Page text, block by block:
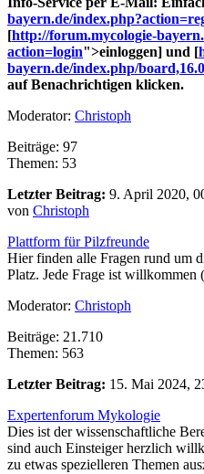
bayern.de/
[http://forum.mycologie-
action=login">einloggen] und [
bayern.de/index.php/
auf Benachrichtigen klicken.
Moderator: Christoph
Beiträge: 97
Themen: 53
Letzter Beitrag: 9. April 2020,
von Christoph
Plattform für Pilzfreunde
Hier finden alle Fragen rund um
Platz. Jede Frage ist willkommen
Moderator: Christoph
Beiträge: 21.710
Themen: 563
Letzter Beitrag: 15. Mai 2024,
Expertenforum Mykologie
Dies ist der wissenschaftliche
sind auch Einsteiger herzlich
zu etwas spezielleren Themen